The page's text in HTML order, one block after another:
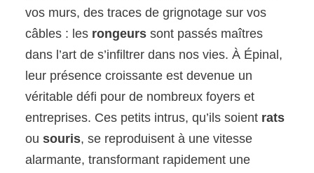
vos murs, des traces de grignotage sur vos
câbles : les rongeurs sont passés maîtres
dans l’art de s’infiltrer dans nos vies. À Épinal,
leur présence croissante est devenue un
véritable défi pour de nombreux foyers et
entreprises. Ces petits intrus, qu’ils soient rats
ousouris, se reproduisent à une vitesse
alarmante, transformant rapidement une